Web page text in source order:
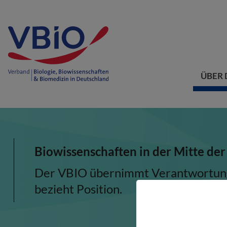
ÜBER
Biowissenschaften in der Mitte
Der VBIO übernimmt
bezieht Position.